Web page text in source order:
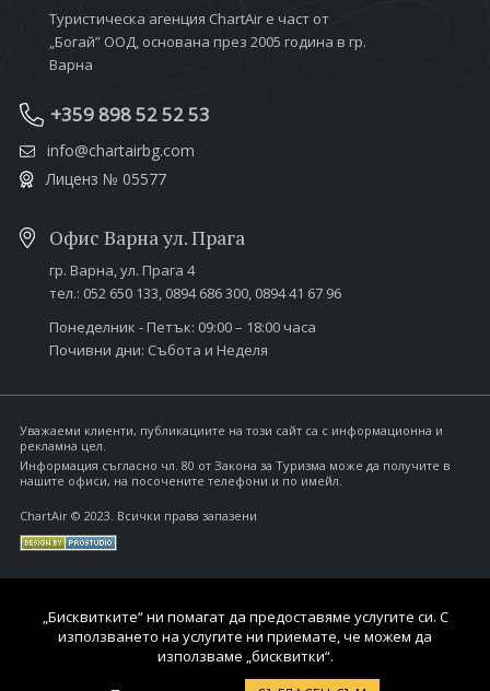
Туристическа агенция ChartAir е част от
„Богай” ООД, основана през 2005 година в гр.
Варна
+359 898 52 52 53
info@chartairbg.com
Лиценз № 05577
Офис Варна ул. Прага
гр. Варна,ул. Прага 4
тел.: 052 650 133, 0894 686 300, 0894 41 67 96
Понеделник - Петък: 09:00 – 18:00 часа
Почивни дни: Събота и Неделя
Уважаеми клиенти, публикациите на този сайт са с информационна и
рекламна цел.
Информация съгласно чл. 80 от Закона за Туризма може да получите в
нашите офиси, на посочените телефони и по имейл.
ChartAir © 2023. Всички права запазени
„Бисквитките“ ни помагат да предоставяме услугите си. С
използването на услугите ни приемате, че можем да
използваме „бисквитки“.